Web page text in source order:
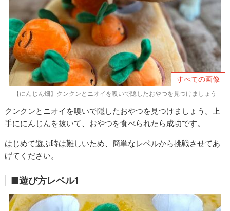
すべての画像
【にんじん畑】クンクンとニオイを嗅いで隠したおやつを見つけましょう
クンクンとニオイを嗅いで隠したおやつを見つけましょう。上
手ににんじんを抜いて、おやつを食べられたら成功です。
はじめて遊ぶ時は難しいため、簡単なレベルから挑戦させてあ
げてください。
■遊び方レベル1